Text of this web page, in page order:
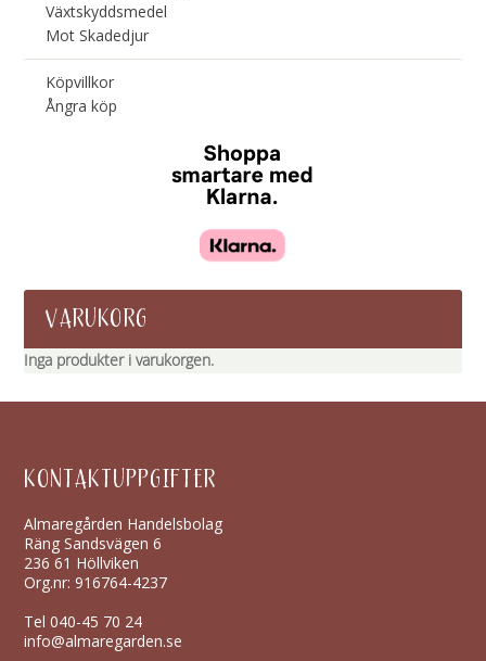
Växtskyddsmedel
Mot Skadedjur
Köpvillkor
Ångra köp
VARUKORG
Inga produkter i varukorgen.
KONTAKTUPPGIFTER
Almaregården Handelsbolag
Räng Sandsvägen 6
236 61 Höllviken
Org.nr: 916764-4237
Tel040-45 70 24
info@almaregarden.se